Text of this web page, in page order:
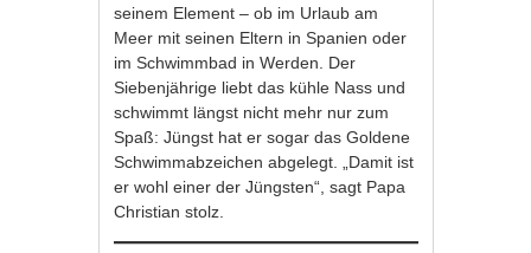
seinem Element – ob im Urlaub am
Meer mit seinen Eltern in Spanien oder
im Schwimmbad in Werden. Der
Siebenjährige liebt das kühle Nass und
schwimmt längst nicht mehr nur zum
Spaß: Jüngst hat er sogar das Goldene
Schwimmabzeichen abgelegt. „Damit ist
er wohl einer der Jüngsten“, sagt Papa
Christian stolz.